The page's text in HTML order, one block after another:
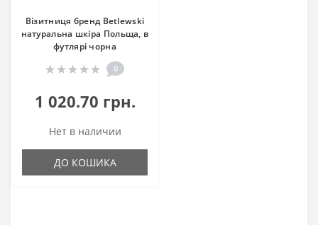
Візитниця бренд Betlewski
натуральна шкіра Польща, в
футлярі чорна
0
1 020.70 грн.
Нет в наличии
ДО КОШИКА